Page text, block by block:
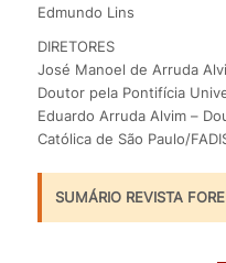
Edmundo Lins
DIRETORES
José Manoel de Arruda
Doutor pela Pontifícia
Eduardo Arruda Alvim –
Católica de São Paulo/
SUMÁRIO REVISTA